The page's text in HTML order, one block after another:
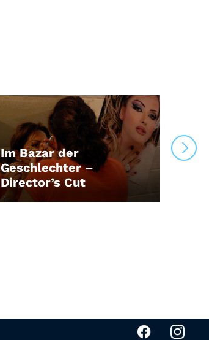
Im Bazar der
Geschlechter –
Director’s Cut
LEIHEN